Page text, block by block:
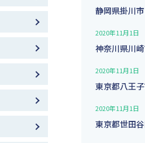
静岡県掛川
2020年11月1日
神奈川県川
2020年11月1日
東京都八王
2020年11月1日
東京都世田